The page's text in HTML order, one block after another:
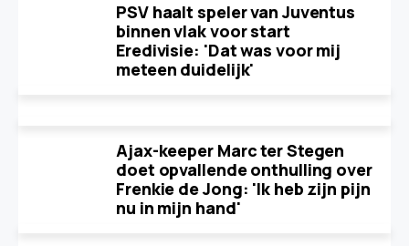
PSV haalt speler van Juventus
binnen vlak voor start
Eredivisie: 'Dat was voor mij
meteen duidelijk'
Ajax-keeper Marc ter Stegen
doet opvallende onthulling over
Frenkie de Jong: 'Ik heb zijn pijn
nu in mijn hand'